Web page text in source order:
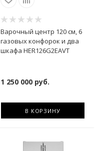
Варочный центр 120 см, 6
газовых конфорок и два
шкафа HER126G2EAVT
1 250 000руб.
В КОРЗИНУ